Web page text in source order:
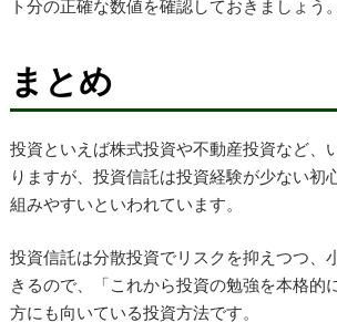
ト分の正確な数値を確認しておきましょう。
まとめ
投資といえば株式投資や不動産投資など、
りますが、投資信託は投資経験が少ない初
組みやすいといわれています。
投資信託は分散投資でリスクを抑えつつ、
きるので、「これから投資の勉強を本格的
方にも向いている投資方法です。